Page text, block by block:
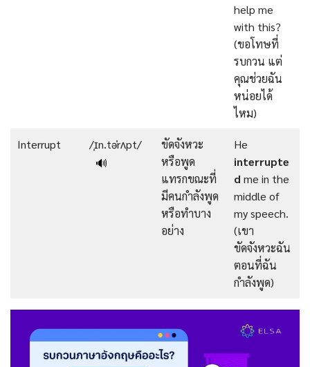
help me
with this?
(ขอโทษที่
รบกวน แต่
คุณช่วยฉัน
หน่อยได้
ไหม)
Interrupt
/ˌɪn.təˈrʌpt/
🔊
ขัดจังหวะ
หรือพูด
แทรกขณะที่
มีคนกำลังพูด
หรือทำบาง
อย่าง
He
interrupte
d me in the
middle of
my speech.
(เขา
ขัดจังหวะฉัน
ตอนที่ฉัน
กำลังพูด)